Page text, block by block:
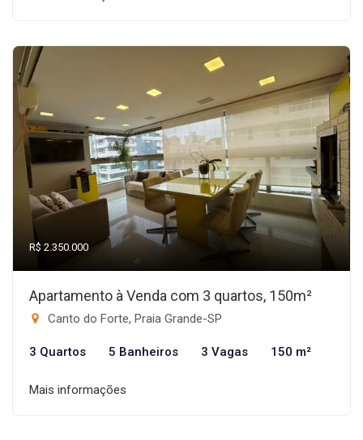
R$ 2.350.000
Apartamento à Venda com 3 quartos, 150m²
Canto do Forte, Praia Grande-SP
3 Quartos 5 Banheiros 3 Vagas 150 m²
Mais informações